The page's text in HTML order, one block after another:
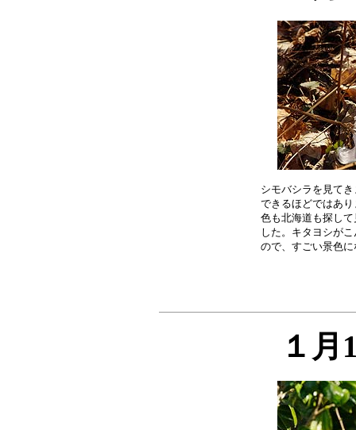
シモバシラを見て
できるほどではあ
色も北海道も探し
した。キタヨシが
１月